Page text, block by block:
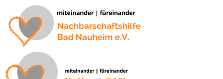
Inhalt
springen